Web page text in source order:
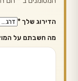
הדירוג שלך*
מה חשבתם על